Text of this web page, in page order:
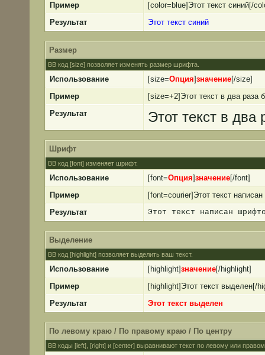
Пример
[color=blue]Этот текст синий[/
Результат
Этот текст синий
Размер
BB код [size] позволяет изменять размер шрифта.
Использование [size=Опция]значение[/size]
Пример
[size=+2]Этот текст в два раза
Результат
Этот текст в
Шрифт
BB код [font] изменяет шрифт.
Использование [font=Опция]значение[/font]
Пример
[font=courier]Этот текст
Результат
Этот текст написан
Выделение
BB код [highlight] позволяет выделить ваш текст.
Использование [highlight]значение[/highlight]
Пример
[highlight]Этот текст выделен[/
Результат
Этот текст выделен
По левому краю / По правому краю / По центру
BB коды [left], [right] и [center] выравнивают текст по левому или